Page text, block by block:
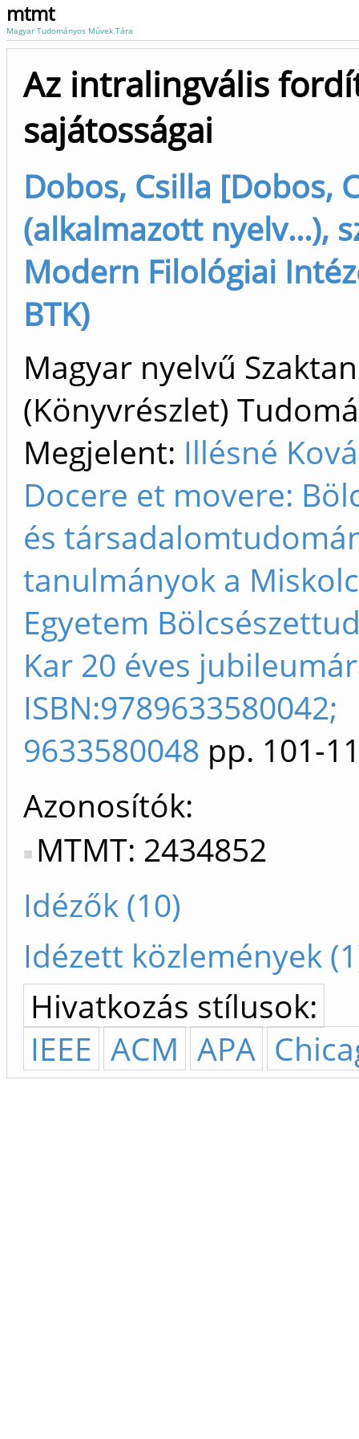
mtmt
Magyar Tudományos Művek Tára
Az intralingvális
sajátosságai
Dobos, Csilla [Dobos,
(alkalmazott nyelv...),
Modern Filológiai
BTK)
Magyar nyelvű
(Könyvrészlet)
Megjelent: Illésné
Docere et movere:
és
tanulmányok a
Egyetem
Kar 20 éves
ISBN:9789633580042;
9633580048 pp. 101-
Azonosítók
MTMT: 2434852
Idézők (10)
Idézett közlemények
Hivatkozás stílusok:
IEEE ACM APA